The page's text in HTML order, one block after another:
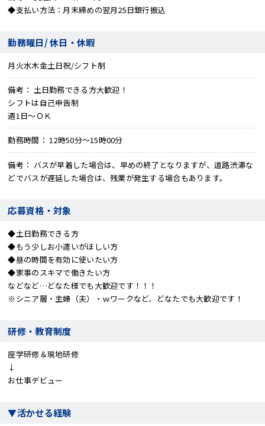
◆支払い方法：月末締めの翌月25日銀行振込
勤務曜日/ 休日・休暇
月火水木金土日祝/シフト制
備考
土日勤務できる方大歓迎！
シフトは自己申告制
週1日～ＯＫ
勤務時間 12時50分～15時00分
備考
バスが早着した場合は、早めの終了となりますが、道路渋滞な
どでバスが遅延した場合は、残業が発生する場合もあります。
応募資格・対象
◆土日勤務できる方
◆もう少しお小遣いがほしい方
◆昼の時間を有効に使いたい方
◆家事のスキマで働きたい方
などなど…どなた様でも大歓迎です！！！
※シニア層・主婦（夫）・ｗワークなど、どなたでも大歓迎です！
研修・教育制度
座学研修＆現地研修
↓
お仕事デビュー
▼活かせる経験